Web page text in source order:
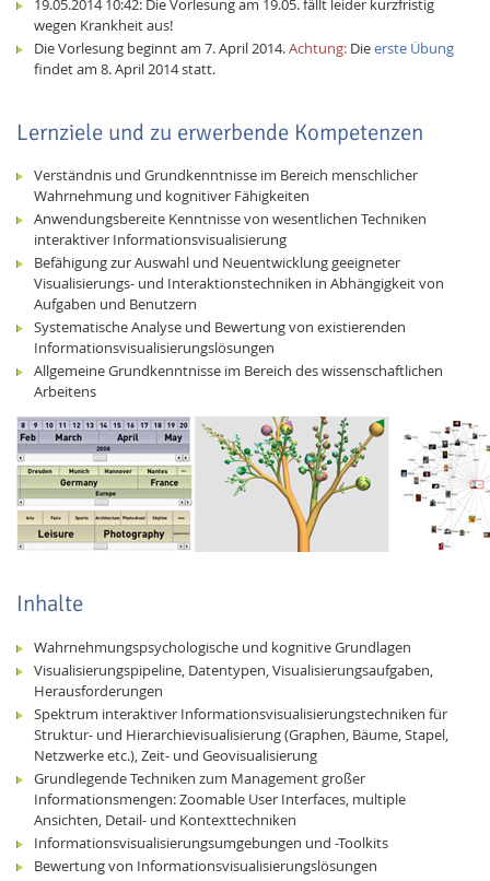
Lab Dresden
19.05.2014 10:42: Die Vorlesung am 19.05. fällt leider kurzfristig
wegen Krankheit aus!
Die Vorlesung beginnt am 7. April 2014.Achtung:Dieerste Übung
findet am 8. April 2014 statt.
Lernziele und zu erwerbende Kompetenzen
Verständnis und Grundkenntnisse im Bereich menschlicher
Wahrnehmung und kognitiver Fähigkeiten
Anwendungsbereite Kenntnisse von wesentlichen Techniken
interaktiver Informationsvisualisierung
Befähigung zur Auswahl und Neuentwicklung geeigneter
Visualisierungs- und Interaktionstechniken in Abhängigkeit von
Aufgaben und Benutzern
Systematische Analyse und Bewertung von existierenden
Informationsvisualisierungslösungen
Allgemeine Grundkenntnisse im Bereich des wissenschaftlichen
Arbeitens
Inhalte
Wahrnehmungspsychologische und kognitive Grundlagen
Visualisierungspipeline, Datentypen, Visualisierungsaufgaben,
Herausforderungen
Spektrum interaktiver Informationsvisualisierungstechniken für
Struktur- und Hierarchievisualisierung (Graphen, Bäume, Stapel,
Netzwerke etc.), Zeit- und Geovisualisierung
Grundlegende Techniken zum Management großer
Informationsmengen: Zoomable User Interfaces, multiple
Ansichten, Detail- und Kontexttechniken
Informationsvisualisierungsumgebungen und -Toolkits
Bewertung von Informationsvisualisierungslösungen